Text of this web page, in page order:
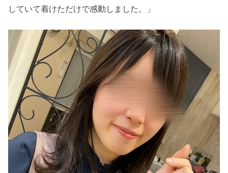
していて着けただけで感動しました。」